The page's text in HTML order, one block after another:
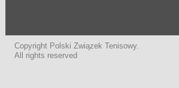
Copyright Polski Związek Tenisowy.
All rights reserved